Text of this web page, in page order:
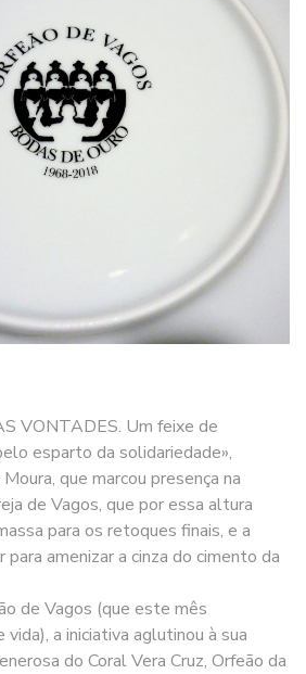
VONTADES. Um feixe de
esparto da solidariedade»,
que marcou presença na
de Vagos, que por essa altura
para os retoques finais, e a
para amenizar a cinza do cimento da
de Vagos (que este mês
a iniciativa aglutinou à sua
do Coral Vera Cruz, Orfeão da